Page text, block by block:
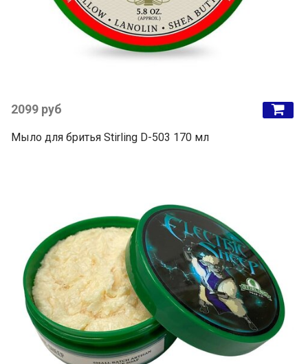
2099 руб
Мыло для бритья Stirling D-503 170 мл